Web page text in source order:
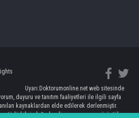
Uyarı:Doktorumonline.net web sitesinde
duyuru ve tanıtım faaliyetleri ile ilgili sayfa
kaynaklardan elde edilerek derlenmiştir.
türlü bilgi, değerlendirme, yorum ve görüntüler